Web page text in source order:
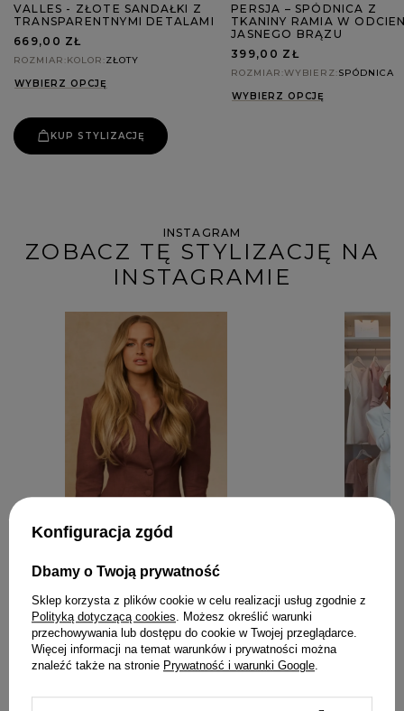
VALLES - ZŁOTE SANDAŁKI Z
TRANSPARENTNYMI DETALAMI
669,00 ZŁ
ROZMIAR KOLOR ZŁOTY
WYBIERZ OPCJĘ
PERSJA – SPÓDNICA Z
TKANINY RAMIA W
JASNEGO BRĄZU
399,00 ZŁ
ROZMIAR WYBIERZ SPÓDNICA
WYBIERZ OPCJĘ
KUP STYLIZACJĘ
INSTAGRAM
ZOBACZ TĘ STYLIZACJĘ NA
INSTAGRAMIE
PODZIEL SIĘ SWOJĄ OPINIĄ
Konfiguracja zgód
Dbamy o Twoją prywatność
Sklep korzysta z plików cookie w celu realizacji usług zgodnie z
Polityką dotyczącą cookies . Możesz określić warunki
przechowywania lub dostępu do cookie w Twojej przeglądarce.
Więcej informacji na temat warunków i prywatności można
znaleźć także na stronie Prywatność i warunki Google